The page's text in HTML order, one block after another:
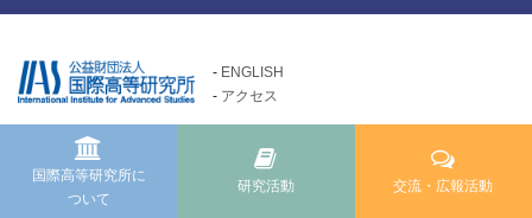
ENGLISH
アクセス
国際高等研究所に
ついて
研究活動 交流・広報活動
About us
国際高等研究所についてTOP
Research Activities
研究活動TOP
Exchange and Public
Relations Activities